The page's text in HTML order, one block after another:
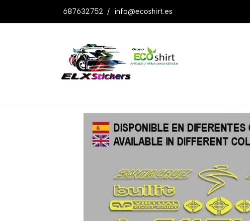
687632752 / info@ecoshirt.es
Productos Pegatinas Santacruz Bullit Ref: F135